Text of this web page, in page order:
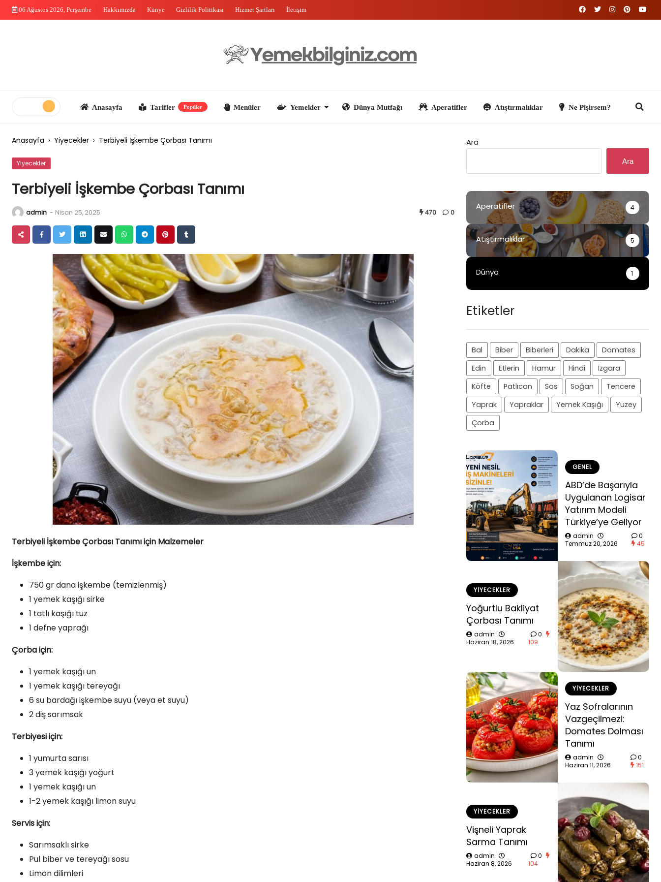
Skip
06 Ağustos 2026, Perşembe Hakkımızda Künye Gizlilik Politikası Hizmet Şartları İletişim
Anasayfa › Yiyecekler › Terbiyeli İşkembe Çorbası Tanımı
Yiyecekler
Terbiyeli İşkembe Çorbası Tanımı
admin - Nisan 25, 2025 470 0
Terbiyeli İşkembe Çorbası Tanımı için Malzemeler
İşkembe için:
750 gr dana işkembe (temizlenmiş)
1 yemek kaşığı sirke
1 tatlı kaşığı tuz
1 defne yaprağı
Çorba için:
1 yemek kaşığı un
1 yemek kaşığı tereyağı
6 su bardağı işkembe suyu (veya et suyu)
2 diş sarımsak
Terbiyesi için:
1 yumurta sarısı
3 yemek kaşığı yoğurt
1 yemek kaşığı un
1-2 yemek kaşığı limon suyu
Servis için:
Sarımsaklı sirke
Pul biber ve tereyağı sosu
Limon dilimleri
Ara
Ara
Aperatifler 4
Atıştırmalıklar 5
Dünya 1
Etiketler
Bal Biber Biberleri Dakika
Domates
Edin
Etlerin Hamur Hindi
Izgara
Köfte
Patlıcan Sos Soğan
Tencere
Yaprak
Yapraklar Yemek Kaşığı
Yüzey
Çorba
GENEL
ABD’de Başarıyla
Uygulanan Logisar
Yatırım Modeli
Türkiye’ye Geliyor
admin
Temmuz 20, 2026
0
45
YIYECEKLER
Yoğurtlu Bakliyat
Çorbası Tanımı
admin
Haziran 18, 2026
0
109
YIYECEKLER
Yaz Sofralarının
Vazgeçilmezi:
Domates Dolması
Tanımı
admin
Haziran 11, 2026
0
151
YIYECEKLER
Vişneli Yaprak
Sarma Tanımı
admin
Haziran 8, 2026
0
104